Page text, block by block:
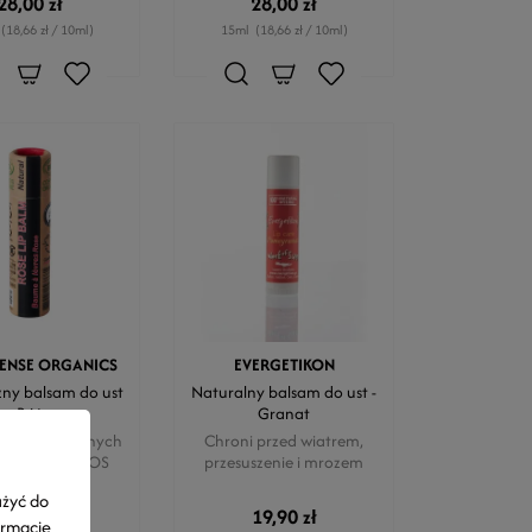
(18,66 zł / 10ml) 15ml (18,66 zł / 10ml)
ORGANICS
balsam do ust
- Róża
Naturalnych
- COSMOS
zł
EVERGETIKON
Naturalny balsam do ust -
Granat
Chroni przed wiatrem,
przesuszenie i mrozem
19,90 zł
do